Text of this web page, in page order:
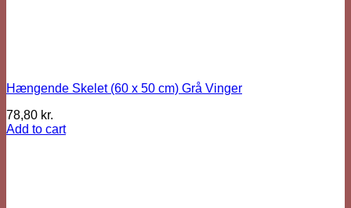
Hængende Skelet (60 x 50 cm) Grå Vinger
78,80 kr.
Add to cart